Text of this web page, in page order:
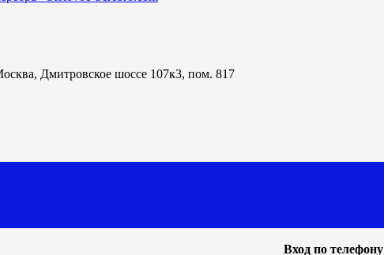
Дмитровское шоссе 107к3, пом. 817
Вход по телефону